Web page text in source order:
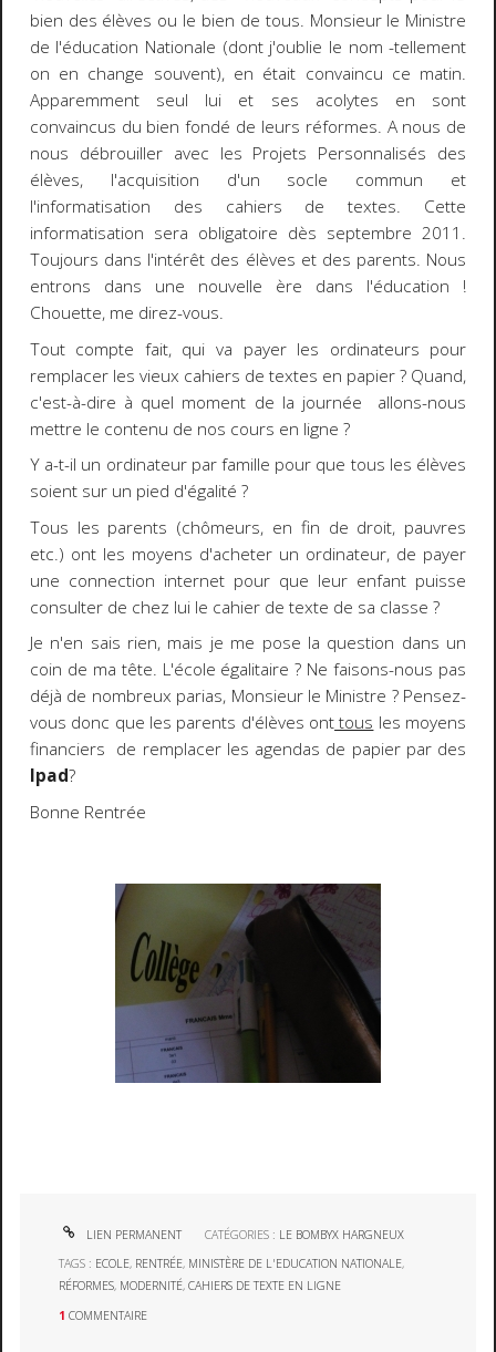
bien des élèves ou le bien de tous. Monsieur le Ministre
de l'éducation Nationale (dont j'oublie le nom -tellement
on en change souvent), en était convaincu ce matin.
Apparemment seul lui et ses acolytes en sont
convaincus du bien fondé de leurs réformes. A nous de
nous débrouiller avec les Projets Personnalisés des
élèves, l'acquisition d'un socle commun et
l'informatisation des cahiers de textes. Cette
informatisation sera obligatoire dès septembre 2011.
Toujours dans l'intérêt des élèves et des parents. Nous
entrons dans une nouvelle ère dans l'éducation !
Chouette, me direz-vous.
Tout compte fait, qui va payer les ordinateurs pour
remplacer les vieux cahiers de textes en papier ? Quand,
c'est-à-dire à quel moment de la journée allons-nous
mettre le contenu de nos cours en ligne ?
Y a-t-il un ordinateur par famille pour que tous les élèves
soient sur un pied d'égalité ?
Tous les parents (chômeurs, en fin de droit, pauvres
etc.) ont les moyens d'acheter un ordinateur, de payer
une connection internet pour que leur enfant puisse
consulter de chez lui le cahier de texte de sa classe ?
Je n'en sais rien, mais je me pose la question dans un
coin de ma tête. L'école égalitaire ? Ne faisons-nous pas
déjà de nombreux parias, Monsieur le Ministre ? Pensez-
vous donc que les parents d'élèves onttous les moyens
financiers de remplacer les agendas de papier par des
Ipad?
Bonne Rentrée
LIEN PERMANENT CATÉGORIES : LE BOMBYX HARGNEUX
TAGS : ECOLE, RENTRÉE, MINISTÈRE DE L'EDUCATION NATIONALE,
RÉFORMES, MODERNITÉ,CAHIERS DE TEXTE EN LIGNE
1 COMMENTAIRE